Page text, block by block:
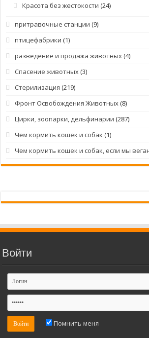
Красота без жестокости (24)
притравочные станции (9)
птицефабрики (1)
разведение и продажа животных(4)
Спасение животных(3)
Стерилизация (219)
Фронт Освобождения Животных(8)
Цирки, зоопарки, дельфинарии (287)
Чем кормить кошек и собак (1)
Чем кормить кошек и собак, если мы
Войти
Помнить меня